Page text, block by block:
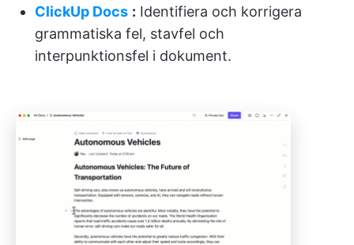
ClickUp Docs : Identifiera och korrigera
grammatiska fel, stavfel och
interpunktionsfel i dokument.